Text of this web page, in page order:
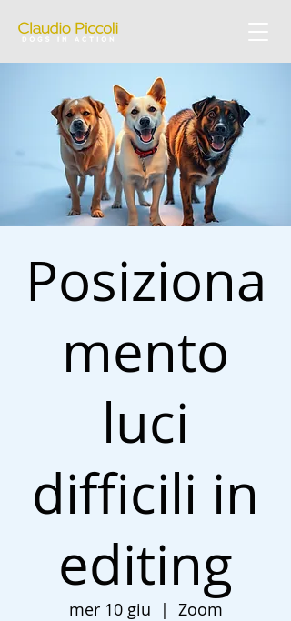
Posiziona
mento
luci
difficili in
editing
mer 10 giu
  |
Zoom